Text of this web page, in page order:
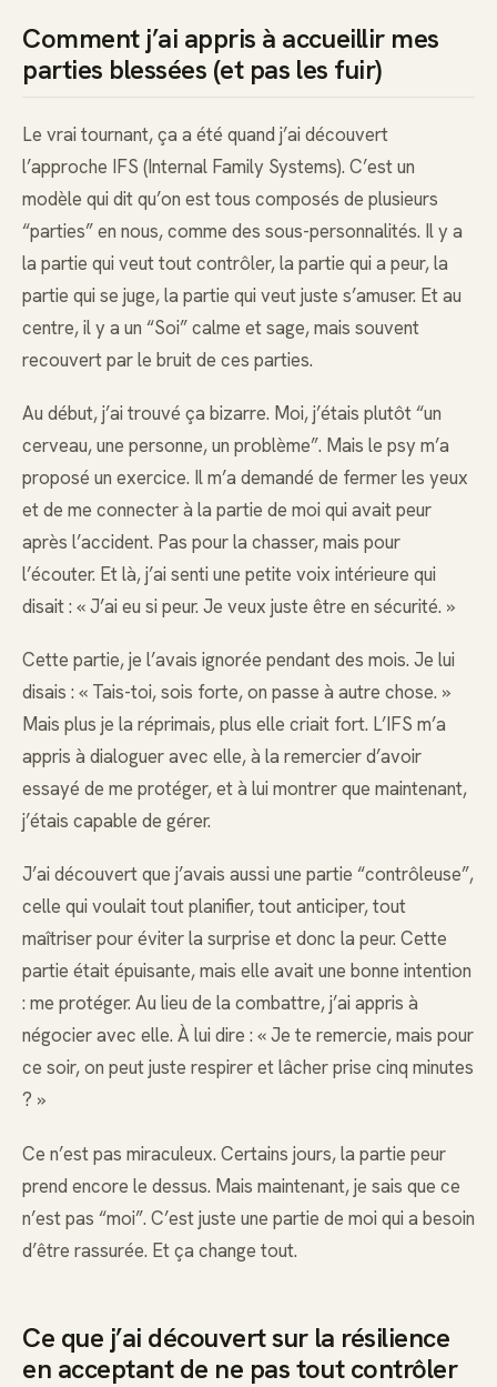
Comment j’ai appris à accueillir mes
parties blessées (et pas les fuir)
Le vrai tournant, ça a été quand j’ai découvert
l’approche IFS (Internal Family Systems). C’est un
modèle qui dit qu’on est tous composés de plusieurs
“parties” en nous, comme des sous-personnalités. Il y a
la partie qui veut tout contrôler, la partie qui a peur, la
partie qui se juge, la partie qui veut juste s’amuser. Et au
centre, il y a un “Soi” calme et sage, mais souvent
recouvert par le bruit de ces parties.
Au début, j’ai trouvé ça bizarre. Moi, j’étais plutôt “un
cerveau, une personne, un problème”. Mais le psy m’a
proposé un exercice. Il m’a demandé de fermer les yeux
et de me connecter à la partie de moi qui avait peur
après l’accident. Pas pour la chasser, mais pour
l’écouter. Et là, j’ai senti une petite voix intérieure qui
disait : « J’ai eu si peur. Je veux juste être en sécurité. »
Cette partie, je l’avais ignorée pendant des mois. Je lui
disais : « Tais-toi, sois forte, on passe à autre chose. »
Mais plus je la réprimais, plus elle criait fort. L’IFS m’a
appris à dialoguer avec elle, à la remercier d’avoir
essayé de me protéger, et à lui montrer que maintenant,
j’étais capable de gérer.
J’ai découvert que j’avais aussi une partie “contrôleuse”,
celle qui voulait tout planifier, tout anticiper, tout
maîtriser pour éviter la surprise et donc la peur. Cette
partie était épuisante, mais elle avait une bonne intention
: me protéger. Au lieu de la combattre, j’ai appris à
négocier avec elle. À lui dire : « Je te remercie, mais pour
ce soir, on peut juste respirer et lâcher prise cinq minutes
? »
Ce n’est pas miraculeux. Certains jours, la partie peur
prend encore le dessus. Mais maintenant, je sais que ce
n’est pas “moi”. C’est juste une partie de moi qui a besoin
d’être rassurée. Et ça change tout.
Ce que j’ai découvert sur la résilience
en acceptant de ne pas tout contrôler